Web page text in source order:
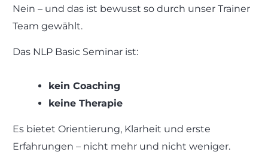
Nein – und das ist bewusst so durch unser Trainer
Team gewählt.
Das NLP Basic Seminar ist:
kein Coaching
keine Therapie
Es bietet Orientierung, Klarheit und erste
Erfahrungen – nicht mehr und nicht weniger.